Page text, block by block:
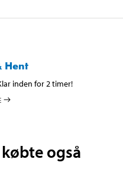
Hent
inden for 2 timer!
også